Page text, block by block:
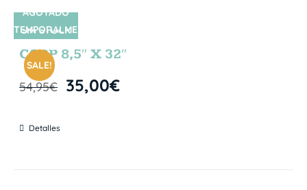
SIN STOCK
SALE!
AGOTADO
TEMPORALME
NTE
CORP 8,5″ X 32″
54,95€ 35,00€
Detalles